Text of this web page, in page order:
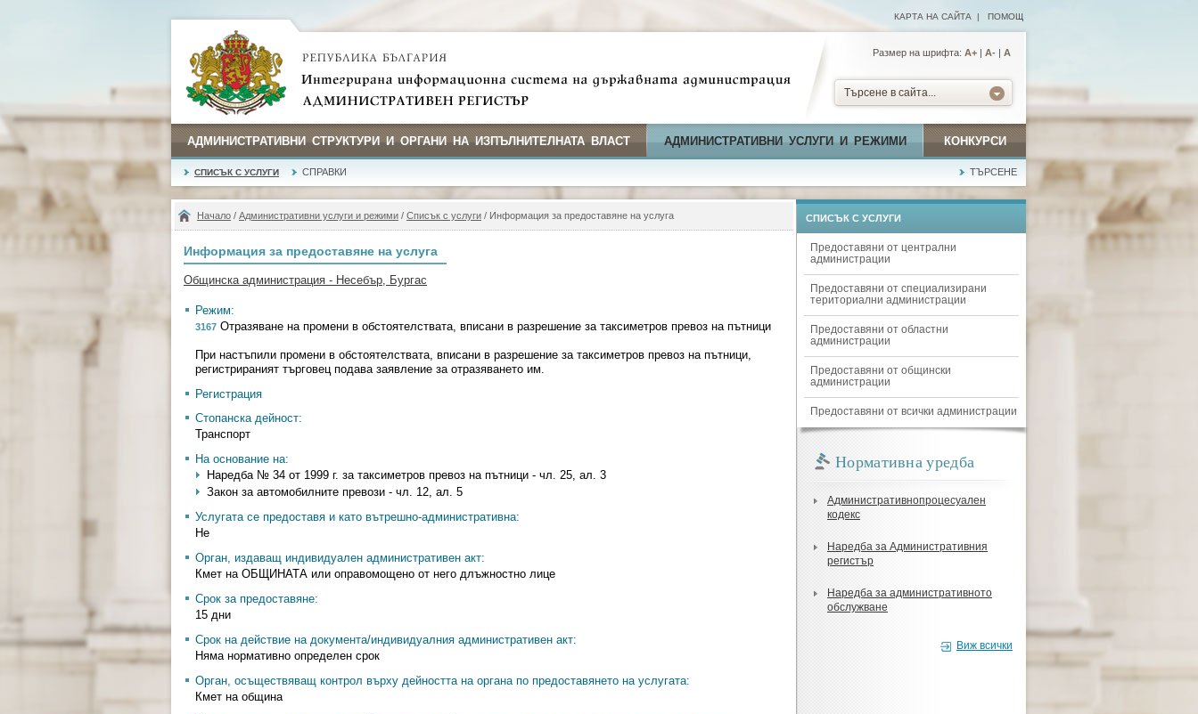
КАРТА НА САЙТА | ПОМОЩ
Размер на шрифта: А+ | A- | A
Търсене в сайта...
АДМИНИСТРАТИВНИ СТРУКТУРИ И ОРГАНИ НА ИЗПЪЛНИТЕЛНАТА ВЛАСТ АДМИНИСТРАТИВНИ УСЛУГИ И РЕЖИМИ КОНКУРСИ
СПИСЪК С УСЛУГИ СПРАВКИ ТЪРСЕНЕ
Начало / Административни услуги и режими / Списък с услуги / Информация за предоставяне на услуга
Информация за предоставяне на услуга
Общинска администрация - Несебър, Бургас
Режим:
3167 Отразяване на промени в обстоятелствата, вписани в разрешение за таксиметров превоз на пътници
При настъпили промени в обстоятелствата, вписани в разрешение за таксиметров превоз на пътници,
регистрираният търговец подава заявление за отразяването им.
Регистрация
Стопанска дейност:
Транспорт
На основание на:
Наредба № 34 от 1999 г. за таксиметров превоз на пътници - чл. 25, ал. 3
Закон за автомобилните превози - чл. 12, ал. 5
Услугата се предоставя и като вътрешно-административна:
Не
Орган, издаващ индивидуален административен акт:
Кмет на ОБЩИНАТА или оправомощено от него длъжностно лице
Срок за предоставяне:
15 дни
Срок на действие на документа/индивидуалния административен акт:
Няма нормативно определен срок
Орган, осъществяващ контрол върху дейността на органа по предоставянето на услугата:
Кмет на община
СПИСЪК С УСЛУГИ
Предоставяни от централни
администрации
Предоставяни от специализирани
териториални администрации
Предоставяни от областни
администрации
Предоставяни от общински
администрации
Предоставяни от всички администрации
Нормативна уредба
Административнопроцесуален
кодекс
Наредба за Административния
регистър
Наредба за административното
обслужване
Виж всички